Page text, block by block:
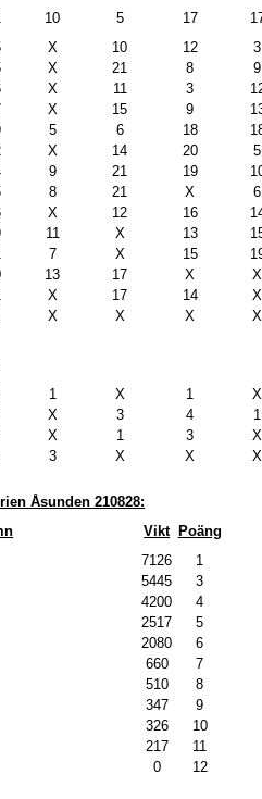
10 5 17
X 10 12
3
X 21 8
9
X 11 3
X 15 9
5 6 18
X 14 20
5
9 21 19
8 21 X
6
X 12 16
11 X 13
7 X 15
13 17 X
X
X 17 14
X
X X X X
1 X 1
X
X 3 4
1
X 1 3
X
3 X X X
Åsunden 210828:
Vikt
Poäng
7126
1
5445
3
4200
4
2517
5
2080
6
660
7
510
8
347
9
326
10
217
11
0 12